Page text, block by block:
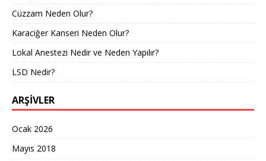
Cüzzam Neden Olur?
Karaciğer Kanseri Neden Olur?
Lokal Anestezi Nedir ve Neden Yapılır?
LSD Nedir?
ARŞIVLER
Ocak 2026
Mayıs 2018